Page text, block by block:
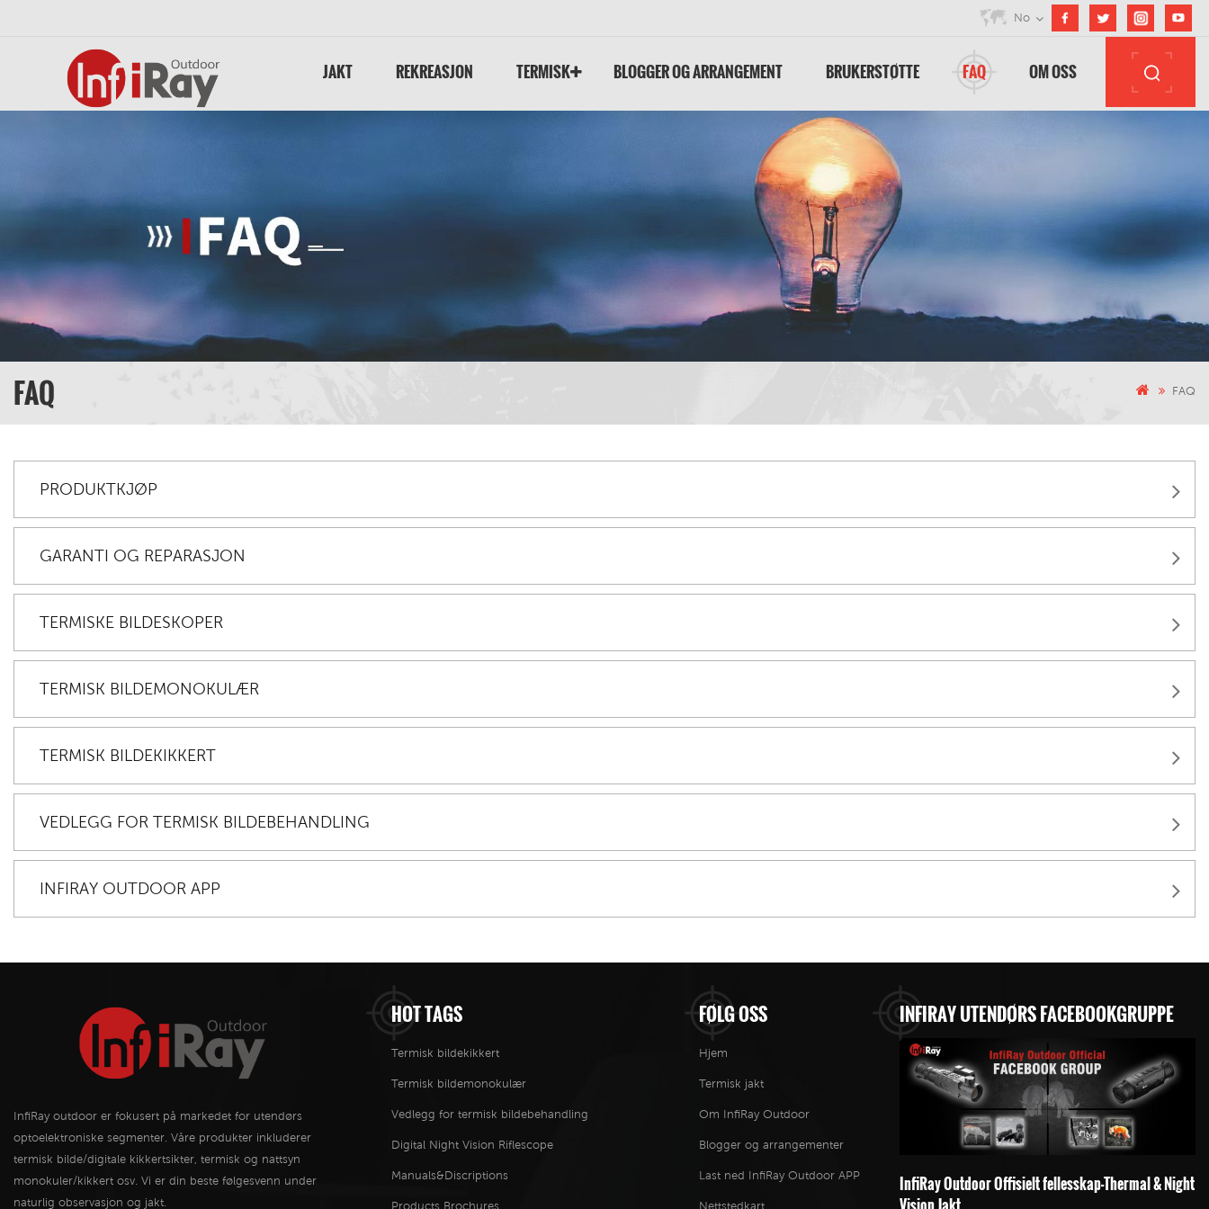
No
JAKT REKREASJON TERMISK BLOGGER OG ARRANGEMENT BRUKERSTØTTE FAQ OM OSS
FAQ FAQ
PRODUKTKJØP
GARANTI OG REPARASJON
TERMISKE BILDESKOPER
TERMISK BILDEMONOKULÆR
TERMISK BILDEKIKKERT
VEDLEGG FOR TERMISK BILDEBEHANDLING
INFIRAY OUTDOOR APP
InfiRay outdoor er fokusert på markedet for utendørs
optoelektroniske segmenter. Våre produkter inkluderer
termisk bilde/digitale kikkertsikter, termisk og nattsyn
monokuler/kikkert osv. Vi er din beste følgesvenn under
naturlig observasjon og jakt.
HOT TAGS
Termisk bildekikkert
Termisk bildemonokulær
Vedlegg for termisk bildebehandling
Digital Night Vision Riflescope
Manuals&Discriptions
Products Brochures
FØLG OSS
Hjem
Termisk jakt
Om InfiRay Outdoor
Blogger og arrangementer
Last ned InfiRay Outdoor APP
Nettstedkart
INFIRAY UTENDØRS FACEBOOKGRUPPE
InfiRay Outdoor Offisielt fellesskap-Thermal & Night